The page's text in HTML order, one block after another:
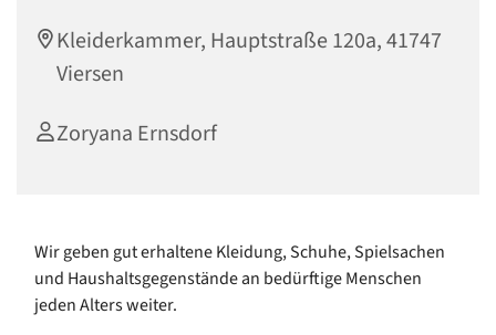
Kleiderkammer, Hauptstraße 120a, 41747
Viersen
Zoryana Ernsdorf
Wir geben gut erhaltene Kleidung, Schuhe, Spielsachen
und Haushaltsgegenstände an bedürftige Menschen
jeden Alters weiter.